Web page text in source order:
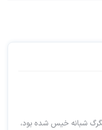
شبانه خیس شده بود،